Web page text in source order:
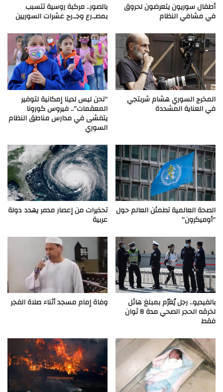
أطفال سوريون يتعرضون لحروق
في مشافي النظام
بالصور.. مركبة روسية تتسبب
بمصـ.رع وجـ.رح عشرات السوريين
المخرج السوري هشام شربتجي
في العناية المشددة
“نحن ليس لدينا إمكانية لتوفير
المعقمات”.. فيروس كورونا
يتفشى في مدارس مناطق النظام
السوري
الصحة العالمية تطمئن العالم حول
“أوميكرون”
تحذيرات من إعصار مدمر يهدد دولة
عربية
بالفيديو.. رجل يُغرّم بمبلغ هائل
لخرقه الحجر الصحي مدة 8 ثوان
فقط
وفاة إمام مسجد أثناء صلاة الفجر